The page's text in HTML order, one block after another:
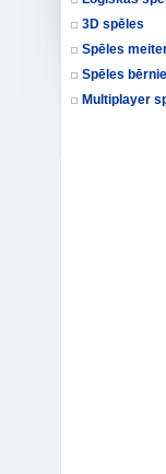
3D spēles
Spēles
Spēles
Multiplayer